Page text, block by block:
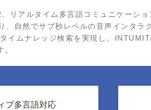
リアルタイム多言語コミュニケーシ
自然でサブ秒レベルの音声インタラ
ムナレッジ検索を実現し、
ブ多言語対応